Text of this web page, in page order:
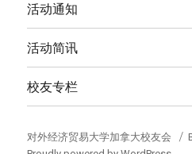
活动通知
活动简讯
校友专栏
对外经济贸易大学加拿大校友会